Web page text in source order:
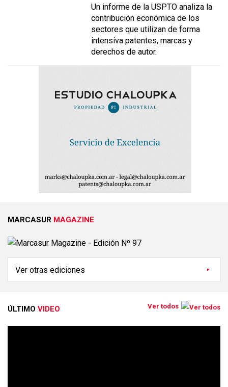
Un informe de la USPTO analiza la
contribución económica de los
sectores que utilizan de forma
intensiva patentes, marcas y
derechos de autor.
MARCASUR MAGAZINE
ÚLTIMO VIDEO Ver todos